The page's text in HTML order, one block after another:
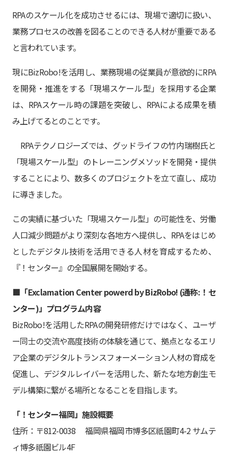
RPAのスケール化を成功させるには、現場で適切に扱い、
業務プロセスの改善を図ることのできる人材が重要である
と言われています。
現にBizRobo!を活用し、業務現場の従業員が意欲的にRPA
を開発・推進をする「現場スケール型」を採用する企業
は、RPAスケール時の課題を突破し、RPAによる成果を積
み上げてるとのことです。
RPAテクノロジーズでは、グッドライフの竹内瑞樹氏と
「現場スケール型」のトレーニングメソッドを開発・提供
することにより、数多くのプロジェクトを立て直し、成功
に導きました。
この実績に基づいた「現場スケール型」の可能性を、労働
人口減少問題がより深刻な各地方へ提供し、RPAをはじめ
としたデジタル技術を活用できる人材を育成するため、
『！センター』の全国展開を開始する。
■「Exclamation Center powerd by BizRobo! (通称:！セ
ンター)」プログラム内容
BizRobo!を活用したRPAの開発研修だけではなく、ユーザ
ー同士の交流や高度技術の体験を通じて、拠点となるエリ
ア企業のデジタルトランスフォーメーション人材の育成を
促進し、デジタルレイバーを活用した、新たな地方創生モ
デル構築に繋がる場所となることを目指します。
「！センター福岡」施設概要
住所：〒812-0038 福岡県福岡市博多区祇園町4-2 サムテ
ィ博多祇園ビル4F